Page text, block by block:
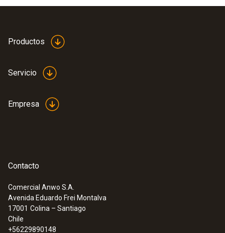
Productos
Servicio
Empresa
Contacto
Comercial Anwo S.A.
Avenida Eduardo Frei Montalva
17001 Colina – Santiago
Chile
+56229890148